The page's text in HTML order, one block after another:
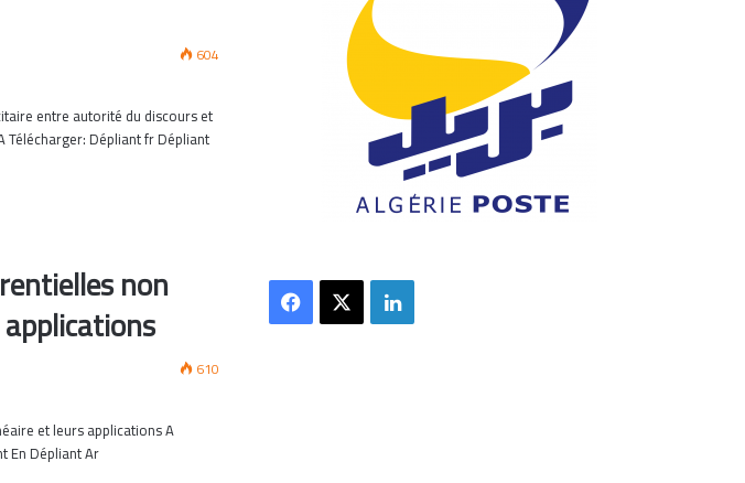
604
entre autorité du discours et
Télécharger: Dépliant fr Dépliant
non
610
et leurs applications A
En Dépliant Ar